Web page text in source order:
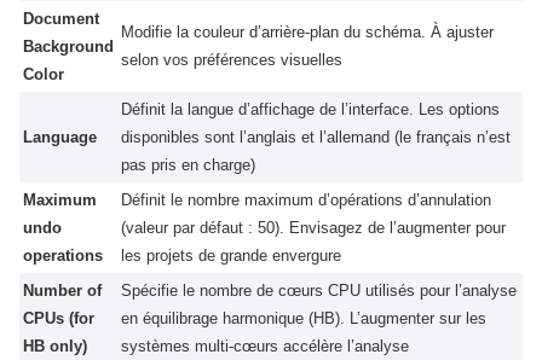
Document
Background
Color
Modifie la couleur d’arrière-plan du schéma. À ajuster
selon vos préférences visuelles
Language
Définit la langue d’affichage de l’interface. Les options
disponibles sont l’anglais et l’allemand (le français n’est
pas pris en charge)
Maximum
undo
operations
Définit le nombre maximum d’opérations d’annulation
(valeur par défaut : 50). Envisagez de l’augmenter pour
les projets de grande envergure
Number of
CPUs (for
HB only)
Spécifie le nombre de cœurs CPU utilisés pour l’analyse
en équilibrage harmonique (HB). L’augmenter sur les
systèmes multi-cœurs accélère l’analyse